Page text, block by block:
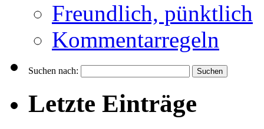
Freundlich, pünktlich
Kommentarregeln
Suchen nach:
Letzte Einträge